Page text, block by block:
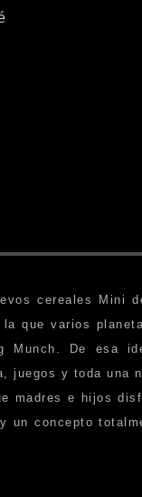
cereales Mini
que varios
Munch. De esa
juegos y toda una
madres e hijos
un concepto